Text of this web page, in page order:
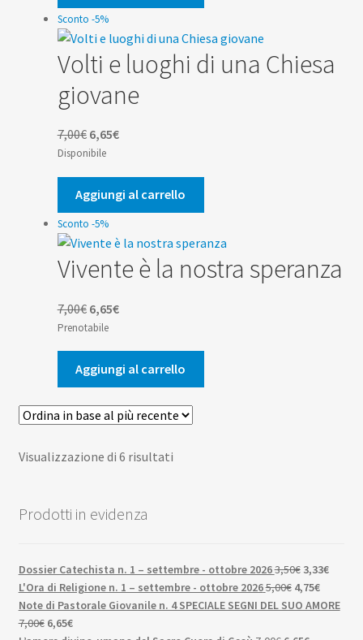
13,00€.12,35€.
Sconto -5%
Volti e luoghi di una Chiesa
giovane
7,00€ Il
prezzo
originale
era:
7,00€.
6,65€Il
attuale
è:
6,65€.
Disponibile
Aggiungi al carrello
Sconto -5%
Vivente è la nostra speranza
7,00€ Il
prezzo
originale
era:
7,00€.
6,65€Il
attuale
è:
6,65€.
Prenotabile
Aggiungi al carrello
Visualizzazione di 6 risultatiOrdina
Prodotti in evidenza
Dossier Catechista n. 1 – settembre - ottobre 20263,50€ Il
prezzo
originale
3,33€Il
attuale
L'Ora di Religione n. 1 – settembre - ottobre 20265,00€ Il
prezzo
4,75€Il
prezzo
Note di Pastorale Giovanile n. 4 SPECIALE SEGNI DEL SUO AMORE
7,00€ Il6,65€Il